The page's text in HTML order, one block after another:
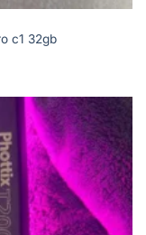
c1 32gb